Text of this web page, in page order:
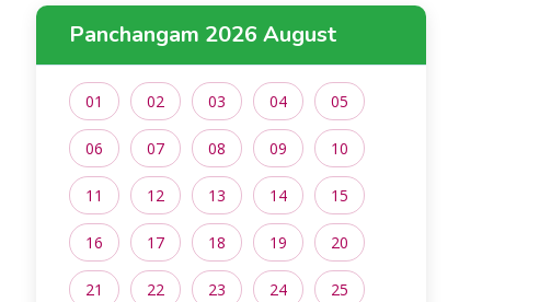
Panchangam 2026 August
01 02 03 04 05
06 07 08 09 10
11 12 13 14 15
16 17 18 19 20
21 22 23 24 25